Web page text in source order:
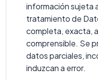
información sujeta
tratamiento de
completa, exacta,
comprensible. Se
datos parciales,
induzcan a error.